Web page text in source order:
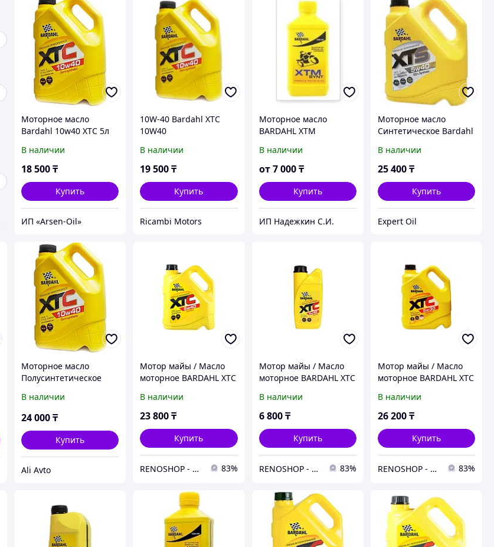
Моторное масло
Bardahl 10w40 XTC 5л
В наличии
18 500₸
Купить
ИП «Arsen-Oil»
10W-40 Bardahl XTC
10W40
моторное масло (5л)
В наличии
19 500₸
Купить
Ricambi Motors
Моторное масло
BARDAHL XTM
4Т 1литр
В наличии
от 7 000 ₸
Купить
ИП Надежкин С.И.
Моторное масло
Синтетическое Bardahl
В наличии
25 400₸
Купить
Expert Oil
Моторное масло
Полусинтетическое
В наличии
24 000₸
Купить
Ali Avto
Мотор майы / Масло
моторное BARDAHL XTC
В наличии
23 800₸
Купить
RENOSHOP - автозапчасти, тюнинг и аксессуары для автомобилей Renault, Largus, X-Ray, Vesta. 83%
Мотор майы / Масло
моторное BARDAHL XTC
В наличии
6 800 ₸
Купить
RENOSHOP - автозапчасти, тюнинг и аксессуары для автомобилей Renault, Largus, X-Ray, Vesta. 83%
Мотор майы / Масло
моторное BARDAHL XTC
В наличии
26 200₸
Купить
RENOSHOP - автозапчасти, тюнинг и аксессуары для автомобилей Renault, Largus, X-Ray, Vesta. 83%